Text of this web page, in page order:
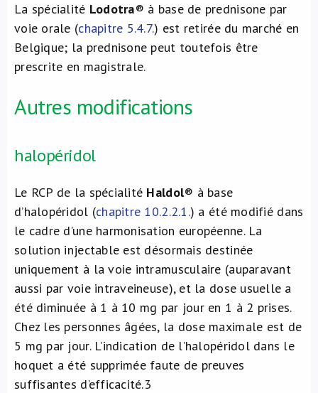
La spécialité Lodotra® à base de prednisone par
voie orale (chapitre 5.4.7.) est retirée du marché en
Belgique; la prednisone peut toutefois être
prescrite en magistrale.
Autres modifications
halopéridol
Le RCP de la spécialité Haldol® à base
d’halopéridol (chapitre 10.2.2.1.) a été modifié dans
le cadre d’une harmonisation européenne. La
solution injectable est désormais destinée
uniquement à la voie intramusculaire (auparavant
aussi par voie intraveineuse), et la dose usuelle a
été diminuée à 1 à 10 mg par jour en 1 à 2 prises.
Chez les personnes âgées, la dose maximale est de
5 mg par jour. L’indication de l’halopéridol dans le
hoquet a été supprimée faute de preuves
suffisantes d’efficacité.3